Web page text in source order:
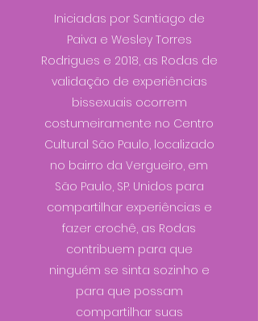
Iniciadas por Santiago de
Paiva e Wesley Torres
Rodrigues e 2018, as Rodas de
validação de experiências
bissexuais ocorrem
costumeiramente no Centro
Cultural São Paulo, localizado
no bairro da Vergueiro, em
São Paulo, SP. Unidos para
compartilhar experiências e
fazer crochê, as Rodas
contribuem para que
ninguém se sinta sozinho e
para que possam
compartilhar suas